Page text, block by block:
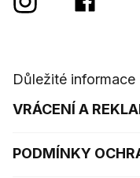
Důležité informace
VRÁCENÍ A
PODMÍNKY